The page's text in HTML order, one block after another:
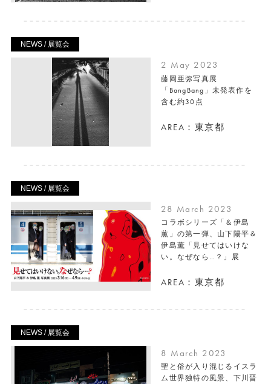
NEWS / 展覧会
2 May 2023
藤岡亜弥写真展
「BangBang」未発表作を
含む約30点
AREA：東京都
NEWS / 展覧会
28 March 2023
コラボシリーズ「＆伊島
薫」の第一弾、山下陽平＆
伊島薫「見せてはいけな
い。なぜなら…？」展
AREA：東京都
NEWS / 展覧会
8 March 2023
聖と俗が入り混じるイスラ
ム世界独特の風景、下川晋